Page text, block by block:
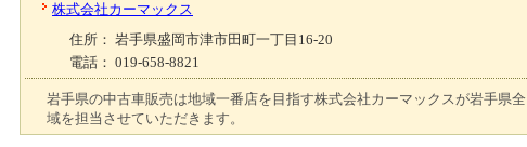
株式会社カーマックス
住所 ： 岩手県盛岡市津市田町一丁目16-20
電話 ： 019-658-8821
岩手県の中古車販売は地域一番店を目指す株式会社カーマックスが岩手県全
域を担当させていただきます。